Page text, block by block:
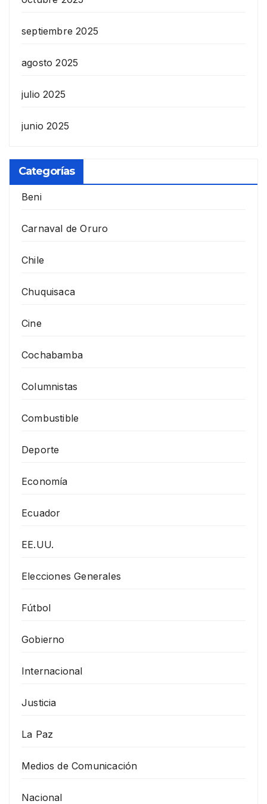
septiembre 2025
agosto 2025
julio 2025
junio 2025
Categorías
Beni
Carnaval de Oruro
Chile
Chuquisaca
Cine
Cochabamba
Columnistas
Combustible
Deporte
Economía
Ecuador
EE.UU.
Elecciones Generales
Fútbol
Gobierno
Internacional
Justicia
La Paz
Medios de Comunicación
Nacional